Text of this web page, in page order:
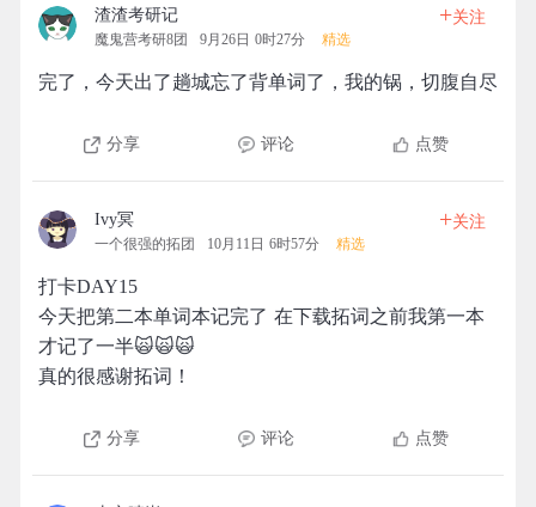
渣渣考研记
魔鬼营考研8团 9月26日 0时27分 精选
+关注
完了，今天出了趟城忘了背单词了，我的锅，切腹自尽
分享 评论 点赞
Ivy冥
一个很强的拓团 10月11日 6时57分 精选
+关注
打卡DAY15
今天把第二本单词本记完了 在下载拓词之前我第一本
才记了一半🙀🙀🙀
真的很感谢拓词！
分享 评论 点赞